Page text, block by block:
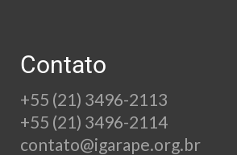
Contato
+55 (21) 3496-2113
+55 (21) 3496-2114
contato@igarape.org.br